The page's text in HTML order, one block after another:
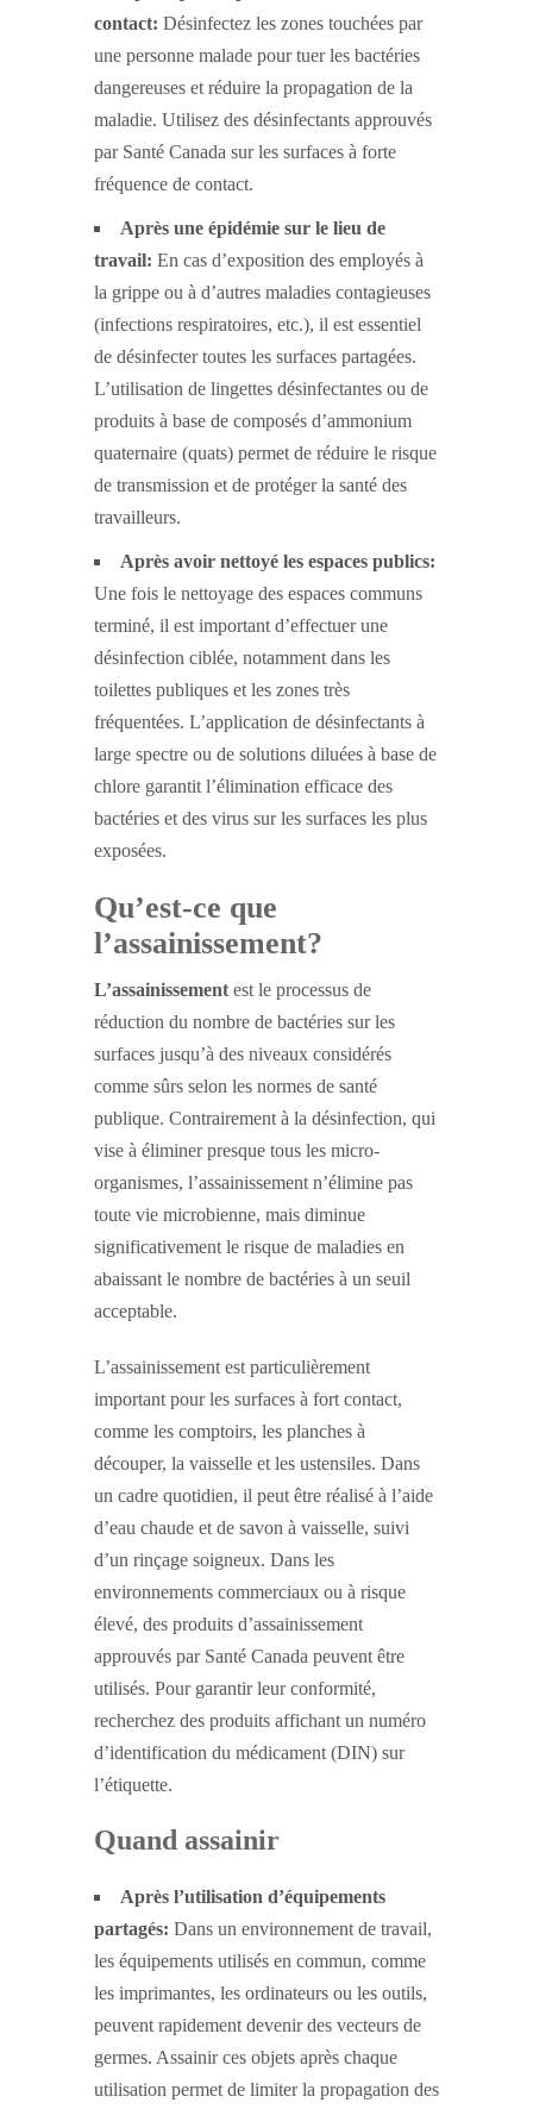
contact: Désinfectez les zones touchées par
une personne malade pour tuer les bactéries
dangereuses et réduire la propagation de la
maladie. Utilisez des désinfectants approuvés
par Santé Canada sur les surfaces à forte
fréquence de contact.
Après une épidémie sur le lieu de
travail: En cas d’exposition des employés à
la grippe ou à d’autres maladies contagieuses
(infections respiratoires, etc.), il est essentiel
de désinfecter toutes les surfaces partagées.
L’utilisation de lingettes désinfectantes ou de
produits à base de composés d’ammonium
quaternaire (quats) permet de réduire le risque
de transmission et de protéger la santé des
travailleurs.
Après avoir nettoyé les espaces publics:
Une fois le nettoyage des espaces communs
terminé, il est important d’effectuer une
désinfection ciblée, notamment dans les
toilettes publiques et les zones très
fréquentées. L’application de désinfectants à
large spectre ou de solutions diluées à base de
chlore garantit l’élimination efficace des
bactéries et des virus sur les surfaces les plus
exposées.
Qu’est-ce que
l’assainissement?
L’assainissement est le processus de
réduction du nombre de bactéries sur les
surfaces jusqu’à des niveaux considérés
comme sûrs selon les normes de santé
publique. Contrairement à la désinfection, qui
vise à éliminer presque tous les micro-
organismes, l’assainissement n’élimine pas
toute vie microbienne, mais diminue
significativement le risque de maladies en
abaissant le nombre de bactéries à un seuil
acceptable.
L’assainissement est particulièrement
important pour les surfaces à fort contact,
comme les comptoirs, les planches à
découper, la vaisselle et les ustensiles. Dans
un cadre quotidien, il peut être réalisé à l’aide
d’eau chaude et de savon à vaisselle, suivi
d’un rinçage soigneux. Dans les
environnements commerciaux ou à risque
élevé, des produits d’assainissement
approuvés par Santé Canada peuvent être
utilisés. Pour garantir leur conformité,
recherchez des produits affichant un numéro
d’identification du médicament (DIN) sur
l’étiquette.
Quand assainir
Après l’utilisation d’équipements
partagés: Dans un environnement de travail,
les équipements utilisés en commun, comme
les imprimantes, les ordinateurs ou les outils,
peuvent rapidement devenir des vecteurs de
germes. Assainir ces objets après chaque
utilisation permet de limiter la propagation des